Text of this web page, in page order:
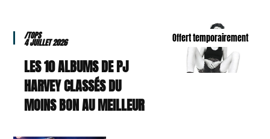
Offert temporairement
/TOPS
4 JUILLET 2026
LES 10 ALBUMS DE PJ
HARVEY CLASSÉS DU
MOINS BON AU MEILLEUR